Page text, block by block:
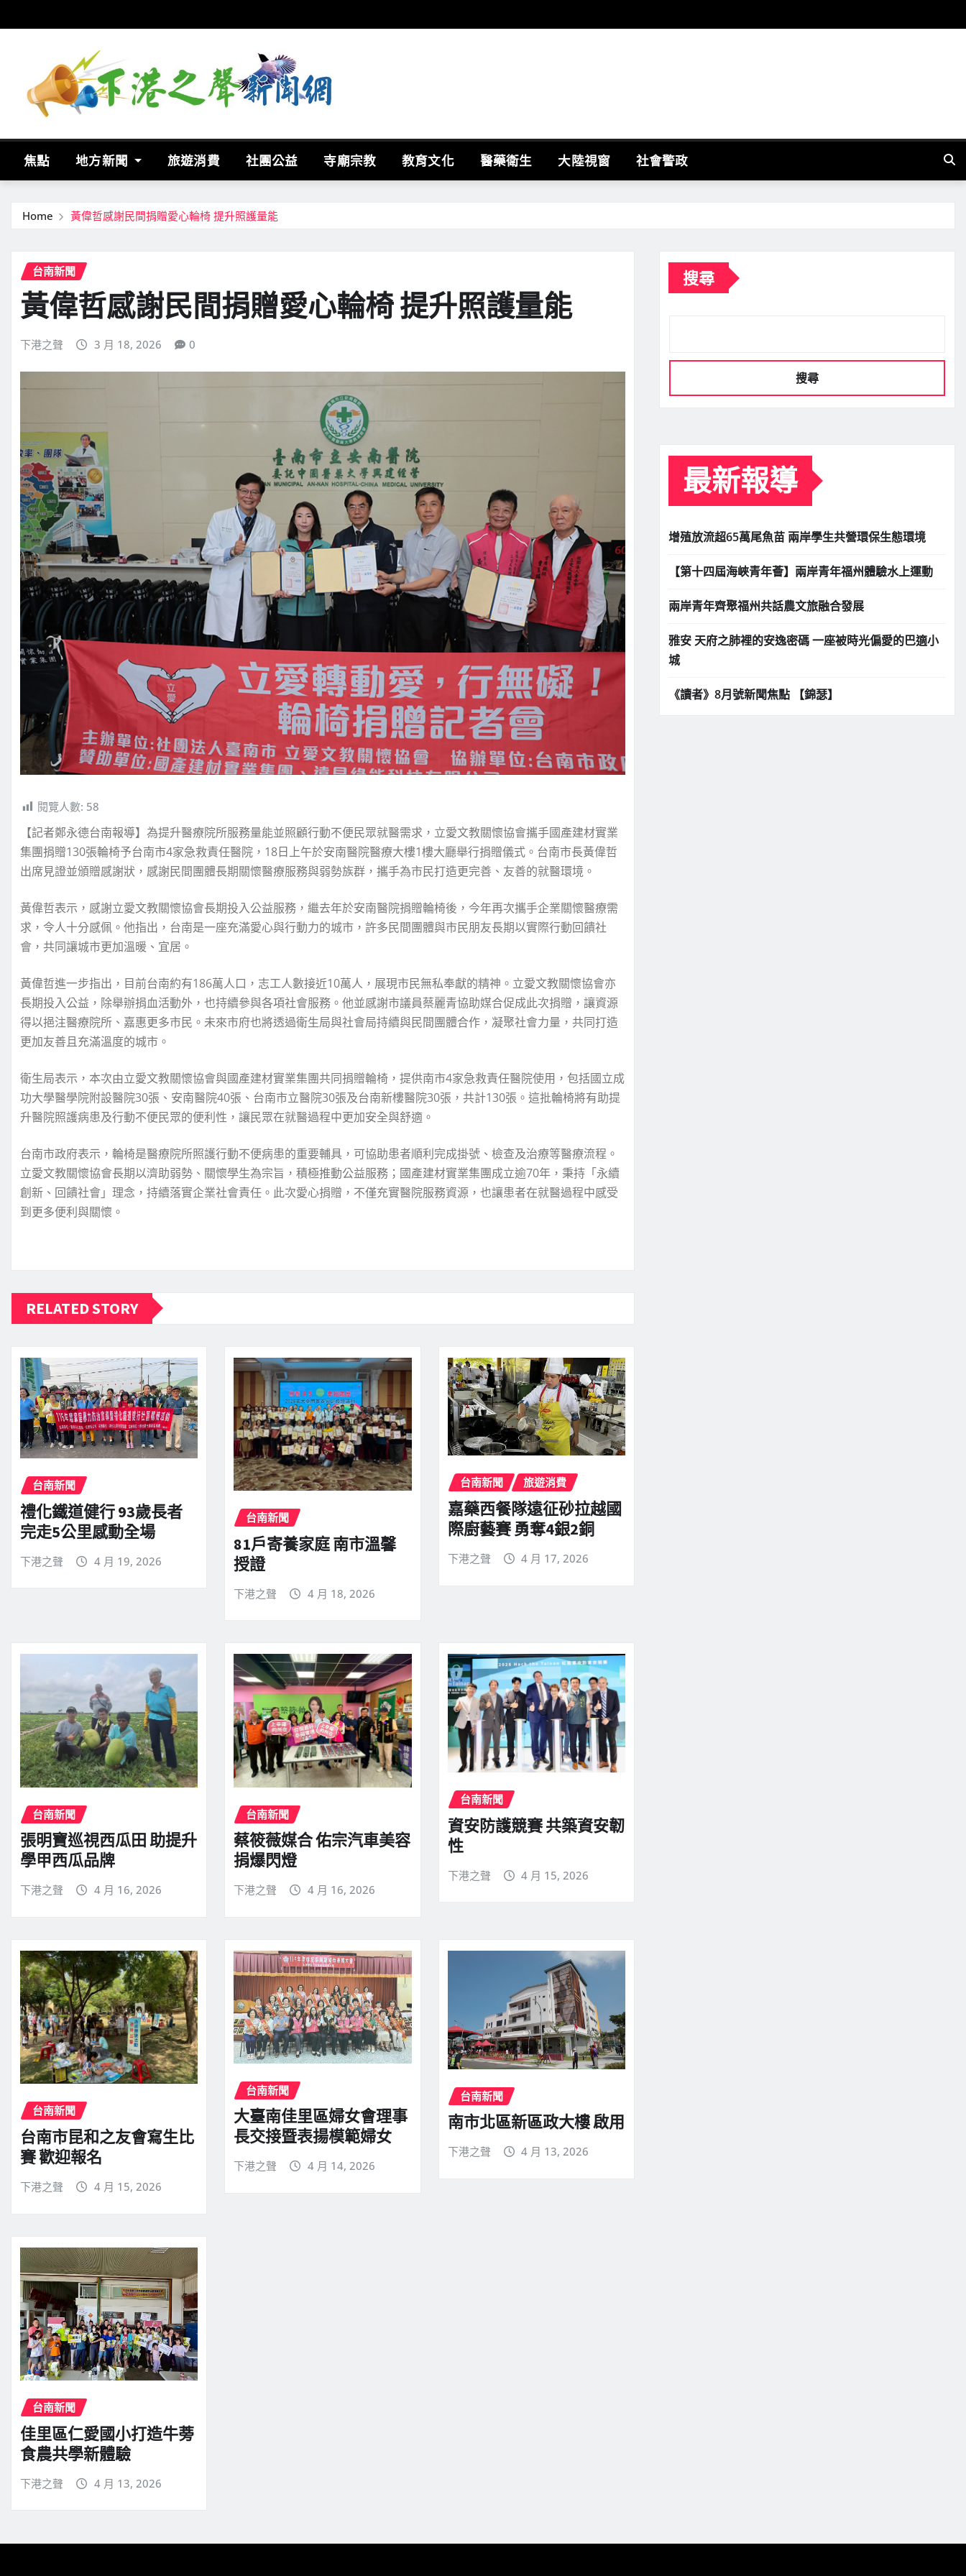
to
焦點 地方新聞 旅遊消費 社團公益 寺廟宗教 教育文化 醫藥衛生 大陸視窗 社會警政
Home 黃偉哲感謝民間捐贈愛心輪椅 提升照護量能
台南新聞
黃偉哲感謝民間捐贈愛心輪椅 提升照護量能
下港之聲 3 月 18, 2026 0
閱覽人數: 58
【記者鄭永德台南報導】為提升醫療院所服務量能並照顧行動不便民眾就醫需求，立愛文教關懷協會攜手國產建材實業
集團捐贈130張輪椅予台南市4家急救責任醫院，18日上午於安南醫院醫療大樓1樓大廳舉行捐贈儀式。台南市長黃偉哲
出席見證並頒贈感謝狀，感謝民間團體長期關懷醫療服務與弱勢族群，攜手為市民打造更完善、友善的就醫環境。
黃偉哲表示，感謝立愛文教關懷協會長期投入公益服務，繼去年於安南醫院捐贈輪椅後，今年再次攜手企業關懷醫療需
求，令人十分感佩。他指出，台南是一座充滿愛心與行動力的城市，許多民間團體與市民朋友長期以實際行動回饋社
會，共同讓城市更加溫暖、宜居。
黃偉哲進一步指出，目前台南約有186萬人口，志工人數接近10萬人，展現市民無私奉獻的精神。立愛文教關懷協會亦
長期投入公益，除舉辦捐血活動外，也持續參與各項社會服務。他並感謝市議員蔡麗青協助媒合促成此次捐贈，讓資源
得以挹注醫療院所、嘉惠更多市民。未來市府也將透過衛生局與社會局持續與民間團體合作，凝聚社會力量，共同打造
更加友善且充滿溫度的城市。
衛生局表示，本次由立愛文教關懷協會與國產建材實業集團共同捐贈輪椅，提供南市4家急救責任醫院使用，包括國立成
功大學醫學院附設醫院30張、安南醫院40張、台南市立醫院30張及台南新樓醫院30張，共計130張。這批輪椅將有助提
升醫院照護病患及行動不便民眾的便利性，讓民眾在就醫過程中更加安全與舒適。
台南市政府表示，輪椅是醫療院所照護行動不便病患的重要輔具，可協助患者順利完成掛號、檢查及治療等醫療流程。
立愛文教關懷協會長期以濟助弱勢、關懷學生為宗旨，積極推動公益服務；國產建材實業集團成立逾70年，秉持「永續
創新、回饋社會」理念，持續落實企業社會責任。此次愛心捐贈，不僅充實醫院服務資源，也讓患者在就醫過程中感受
到更多便利與關懷。
RELATED STORY
台南新聞
禮化鐵道健行 93歲長者
完走5公里感動全場
下港之聲 4 月 19, 2026
台南新聞
81戶寄養家庭 南市溫馨
授證
下港之聲 4 月 18, 2026
台南新聞 旅遊消費
嘉藥西餐隊遠征砂拉越國
際廚藝賽 勇奪4銀2銅
下港之聲 4 月 17, 2026
台南新聞
張明寶巡視西瓜田 助提升
學甲西瓜品牌
下港之聲 4 月 16, 2026
台南新聞
蔡筱薇媒合 佑宗汽車美容
捐爆閃燈
下港之聲 4 月 16, 2026
台南新聞
資安防護競賽 共築資安韌
性
下港之聲 4 月 15, 2026
台南新聞
台南市昆和之友會寫生比
賽 歡迎報名
下港之聲 4 月 15, 2026
台南新聞
大臺南佳里區婦女會理事
長交接暨表揚模範婦女
下港之聲 4 月 14, 2026
台南新聞
南市北區新區政大樓 啟用
下港之聲 4 月 13, 2026
台南新聞
佳里區仁愛國小打造牛蒡
食農共學新體驗
下港之聲 4 月 13, 2026
搜尋
搜尋
最新報導
增殖放流超65萬尾魚苗 兩岸學生共營環保生態環境
【第十四屆海峽青年薈】兩岸青年福州體驗水上運動
兩岸青年齊聚福州共話農文旅融合發展
雅安 天府之肺裡的安逸密碼 一座被時光偏愛的巴適小
城
《讀者》8月號新聞焦點 【錦瑟】